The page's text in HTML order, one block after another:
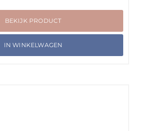
BEKIJK PRODUCT
IN WINKELWAGEN